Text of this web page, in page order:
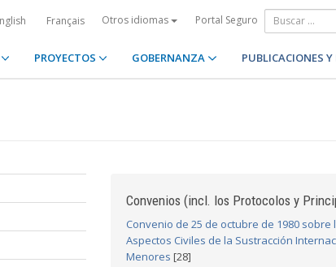
Français Otros idiomas Portal Seguro
PROYECTOS GOBERNANZA PUBLICACIONES
Convenios (incl. los Protocolos y
Convenio de 25 de octubre de 1980 sobre
Aspectos Civiles de la Sustracción
Menores [28]